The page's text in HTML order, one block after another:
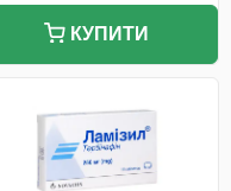
КУПИТИ